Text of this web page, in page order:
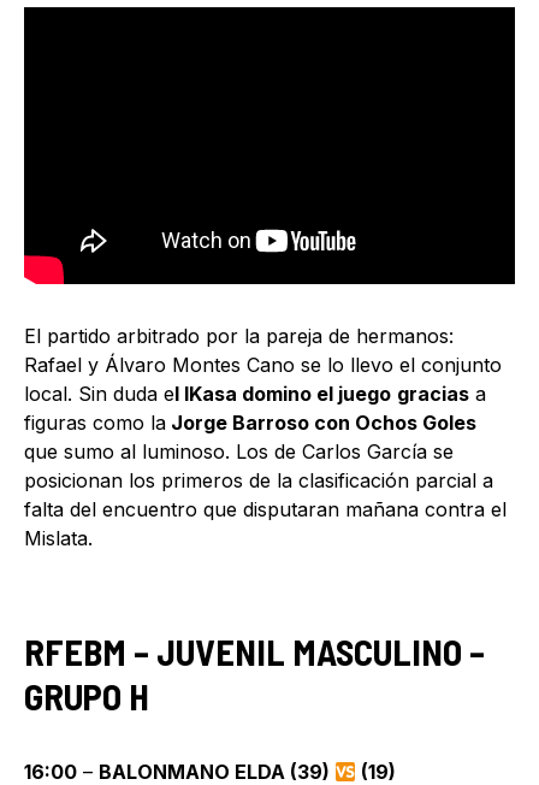
El partido arbitrado por la pareja de hermanos:
Rafael y Álvaro Montes Cano se lo llevo el conjunto
local. Sin duda el IKasa domino el juego gracias a
figuras como la Jorge Barroso con Ochos Goles
que sumo al luminoso. Los de Carlos García se
posicionan los primeros de la clasificación parcial a
falta del encuentro que disputaran mañana contra el
Mislata.
RFEBM – JUVENIL MASCULINO –
GRUPO H
16:00 – BALONMANO ELDA (39)
(19)